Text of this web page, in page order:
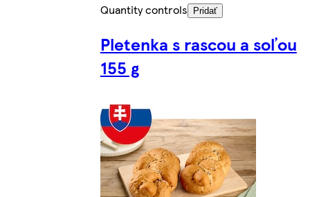
Quantity controls
Pridať
Pletenka s rascou a soľou
155 g